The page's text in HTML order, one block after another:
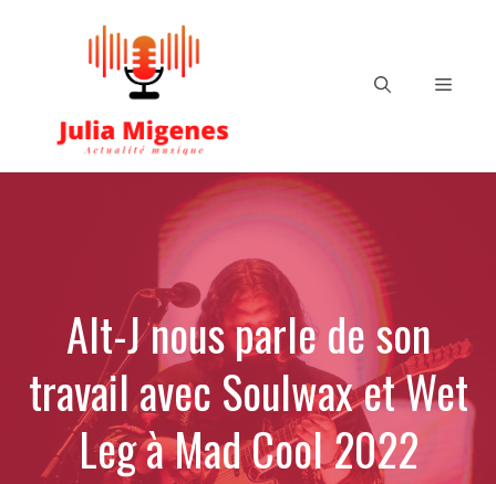
Menu
Alt-J nous parle de son
travail avec Soulwax et Wet
Leg à Mad Cool 2022